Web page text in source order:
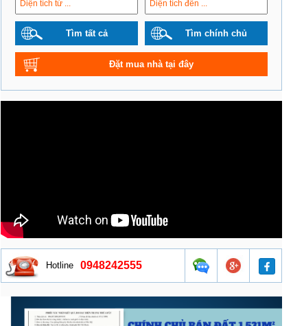
Tìm tất cả Tìm chính chủ
Đặt mua nhà tại đây
Hotline 0948242555